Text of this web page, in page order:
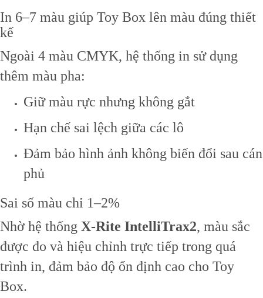
In 6–7 màu giúp Toy Box lên màu đúng thiết
kế
Ngoài 4 màu CMYK, hệ thống in sử dụng
thêm màu pha:
Giữ màu rực nhưng không gắt
Hạn chế sai lệch giữa các lô
Đảm bảo hình ảnh không biến đổi sau cán
phủ
Sai số màu chỉ 1–2%
Nhờ hệ thống X-Rite IntelliTrax2, màu sắc
được đo và hiệu chỉnh trực tiếp trong quá
trình in, đảm bảo độ ổn định cao cho Toy
Box.